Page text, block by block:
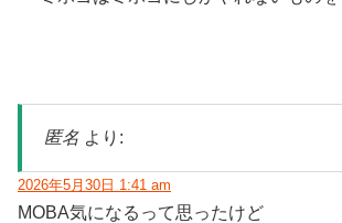
匿名 より:
2026年5月30日 1:41 am
MOBA気になるって思ったけど